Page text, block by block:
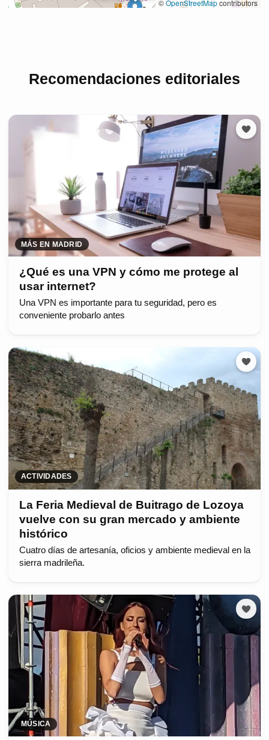
Recomendaciones editoriales
MÁS EN MADRID
¿Qué es una VPN y cómo me protege al
usar internet?
Una VPN es importante para tu seguridad, pero es
conveniente probarlo antes
ACTIVIDADES
La Feria Medieval de Buitrago de Lozoya
vuelve con su gran mercado y ambiente
histórico
Cuatro días de artesanía, oficios y ambiente medieval en la
sierra madrileña.
MÚSICA